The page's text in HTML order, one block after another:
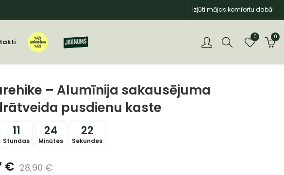
Izjūti mājas komfortu dabā!
0 0
– Alumīnija sakausējuma
pusdienu kaste
11
Stundas
24
Minūtes
21
Sekundes
€ 28,90€